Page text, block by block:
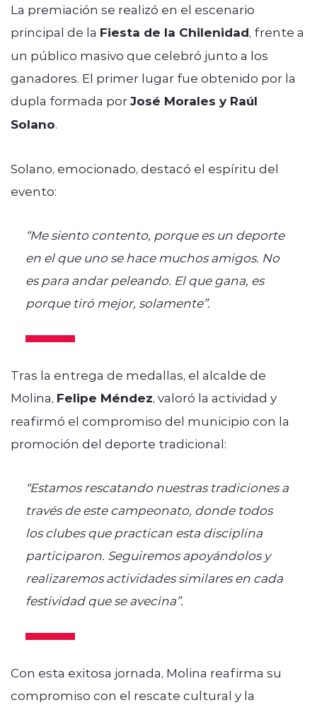
La premiación se realizó en el escenario
principal de la Fiesta de la Chilenidad, frente a
un público masivo que celebró junto a los
ganadores. El primer lugar fue obtenido por la
dupla formada porJosé Morales y Raúl
Solano.
Solano, emocionado, destacó el espíritu del
evento:
“Me siento contento, porque es un deporte
en el que uno se hace muchos amigos. No
es para andar peleando. El que gana, es
porque tiró mejor, solamente”.
Tras la entrega de medallas, el alcalde de
Molina, Felipe Méndez, valoró la actividad y
reafirmó el compromiso del municipio con la
promoción del deporte tradicional:
“Estamos rescatando nuestras tradiciones a
través de este campeonato, donde todos
los clubes que practican esta disciplina
participaron. Seguiremos apoyándolos y
realizaremos actividades similares en cada
festividad que se avecina”.
Con esta exitosa jornada, Molina reafirma su
compromiso con el rescate cultural y la